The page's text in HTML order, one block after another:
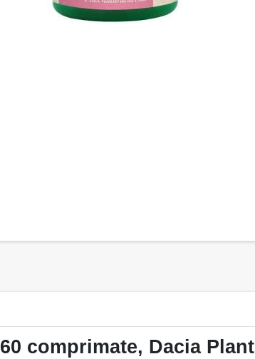
comprimate, Dacia Plant